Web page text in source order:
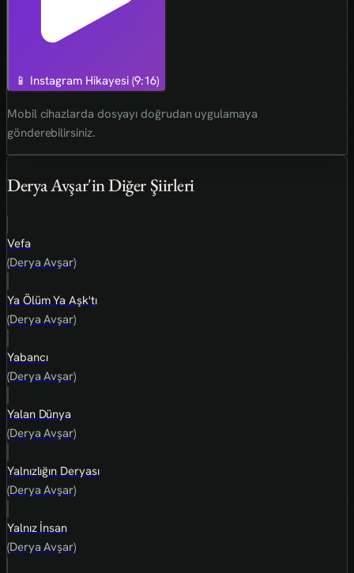
📱 Instagram Hikayesi (9:16)
Mobil cihazlarda dosyayı doğrudan uygulamaya
gönderebilirsiniz.
Derya Avşar'in Diğer Şiirleri
Vefa
(Derya Avşar)
Ya Ölüm Ya Aşk'tı
(Derya Avşar)
Yabancı
(Derya Avşar)
Yalan Dünya
(Derya Avşar)
Yalnızlığın Deryası
(Derya Avşar)
Yalnız İnsan
(Derya Avşar)